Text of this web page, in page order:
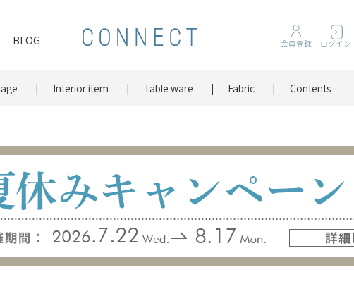
BLOG 会員登録 ログイン
Interior item Table ware Fabric Contents